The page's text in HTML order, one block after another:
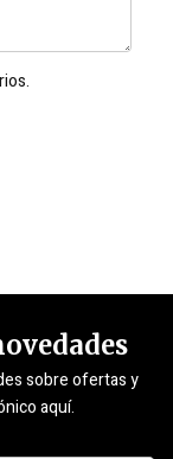
sobre ofertas y
aquí.